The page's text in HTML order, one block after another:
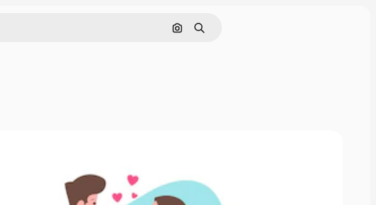
Cerca per immagine
Ricerca